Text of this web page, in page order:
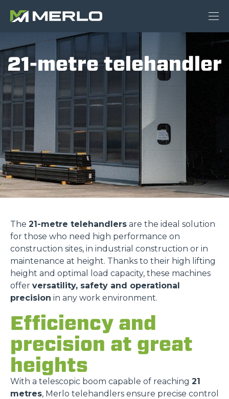
21-metre telehandler
The 21-metre telehandlers are the ideal solution
for those who need high performance on
construction sites, in industrial construction or in
maintenance at height. Thanks to their high lifting
height and optimal load capacity, these machines
offer versatility, safety and operational
precision in any work environment.
Efficiency and
precision at great
heights
With a telescopic boom capable of reaching 21
metres, Merlo telehandlers ensure precise control